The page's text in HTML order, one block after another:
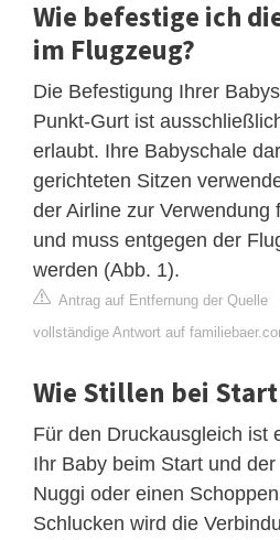
Wie befestige ich
im Flugzeug?
Die Befestigung Ihrer
Punkt-Gurt ist
erlaubt. Ihre Babyschale
gerichteten Sitzen
der Airline zur Verwendung
und muss entgegen der
werden (Abb. 1).
Antrag auf Entfernung der Quelle
vollständige Antwort auf
Wie Stillen bei
Für den Druckausgleich ist
Ihr Baby beim Start und
Nuggi oder einen
Schlucken wird die